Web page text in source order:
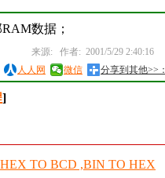
数据；
来源: 作者: 2001/5/29 2:40:16
人人网 微信 分享到其他>>：
]
TO BCD ,BIN TO HEX